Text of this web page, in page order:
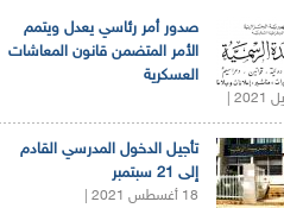
صدور أمر رئاسي يعدل ويتمم
الأمر المتضمن قانون المعاشات
العسكرية
تأجيل الدخول المدرسي القادم
إلى 21 سبتمبر
18 أغسطس 2021 |